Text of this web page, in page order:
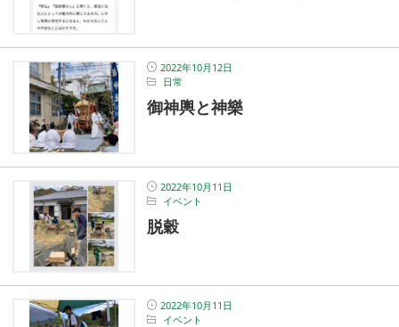
2022年10月12日
日常
御神輿と神樂
2022年10月11日
イベント
脱穀
2022年10月11日
イベント